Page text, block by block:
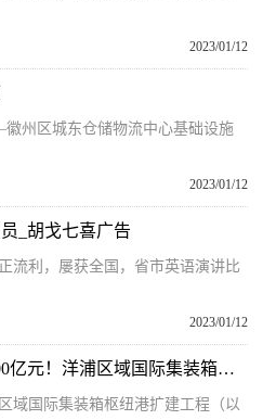
2023/01/12
州区城东仓储物流中心基础设施
2023/01/12
_胡戈七喜广告
流利，屡获全国，省市英语演讲比
2023/01/12
全球今日讯！计划投资超100亿元！洋浦区域国际集装箱枢纽港扩建工程开工
域国际集装箱枢纽港扩建工程（以